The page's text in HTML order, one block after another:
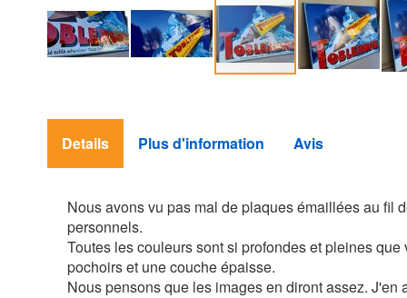
the
beginning
of
images
gallery
Details
Nous avons vu pas mal de plaques émaillées au fil
personnels.
Toutes les couleurs sont si profondes et pleines
pochoirs et une couche épaisse.
Nous pensons que les images en diront assez. J'en
Plus d'information Avis